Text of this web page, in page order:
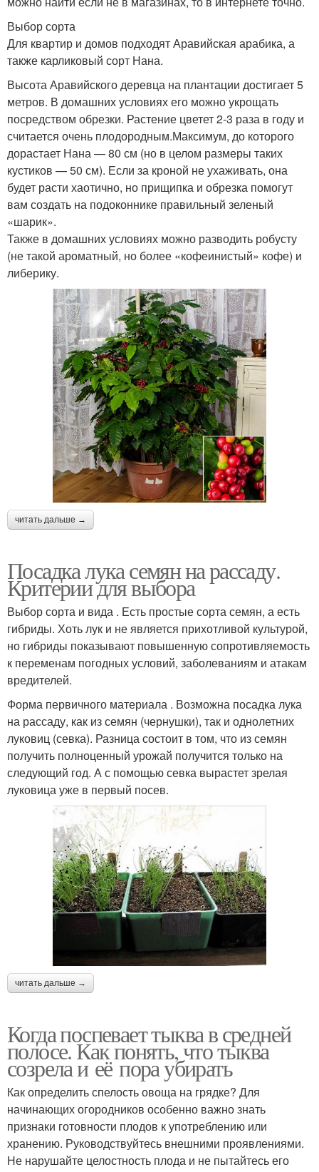
Выбор сорта
Для квартир и домов подходят Аравийская арабика, а
также карликовый сорт Нана.
Высота Аравийского деревца на плантации достигает 5
метров. В домашних условиях его можно укрощать
посредством обрезки. Растение цветет 2-3 раза в году и
считается очень плодородным.Максимум, до которого
дорастает Нана — 80 см (но в целом размеры таких
кустиков — 50 см). Если за кроной не ухаживать, она
будет расти хаотично, но прищипка и обрезка помогут
вам создать на подоконнике правильный зеленый
«шарик».
Также в домашних условиях можно разводить робусту
(не такой ароматный, но более «кофеинистый» кофе) и
либерику.
читать дальше →
Посадка лука семян на рассаду.
Критерии для выбора
Выбор сорта и вида . Есть простые сорта семян, а есть
гибриды. Хоть лук и не является прихотливой культурой,
но гибриды показывают повышенную сопротивляемость
к переменам погодных условий, заболеваниям и атакам
вредителей.
Форма первичного материала . Возможна посадка лука
на рассаду, как из семян (чернушки), так и однолетних
луковиц (севка). Разница состоит в том, что из семян
получить полноценный урожай получится только на
следующий год. А с помощью севка вырастет зрелая
луковица уже в первый посев.
читать дальше →
Когда поспевает тыква в средней
полосе. Как понять, что тыква
созрела и её пора убирать
Как определить спелость овоща на грядке? Для
начинающих огородников особенно важно знать
признаки готовности плодов к употреблению или
хранению. Руководствуйтесь внешними проявлениями.
Не нарушайте целостность плода и не пытайтесь его